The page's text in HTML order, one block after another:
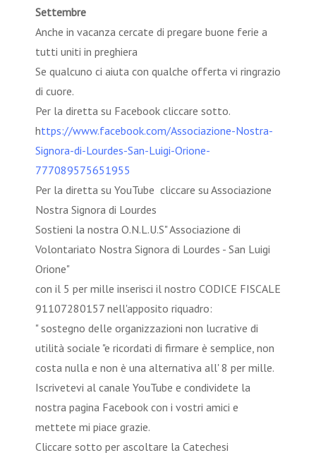
Settembre
Anche in vacanza cercate di pregare buone ferie a
tutti uniti in preghiera
Se qualcuno ci aiuta con qualche offerta vi ringrazio
di cuore.
Per la diretta su Facebook cliccare sotto.
https://www.facebook.com/Associazione-Nostra-
Signora-di-Lourdes-San-Luigi-Orione-
777089575651955
Per la diretta su YouTube cliccare su Associazione
Nostra Signora di Lourdes
Sostieni la nostra O.N.L.U.S" Associazione di
Volontariato Nostra Signora di Lourdes - San Luigi
Orione"
con il 5 per mille inserisci il nostro CODICE FISCALE
91107280157 nell'apposito riquadro:
" sostegno delle organizzazioni non lucrative di
utilità sociale "e ricordati di firmare è semplice, non
costa nulla e non è una alternativa all' 8 per mille.
Iscrivetevi al canale YouTube e condividete la
nostra pagina Facebook con i vostri amici e
mettete mi piace grazie.
Cliccare sotto per ascoltare la Catechesi